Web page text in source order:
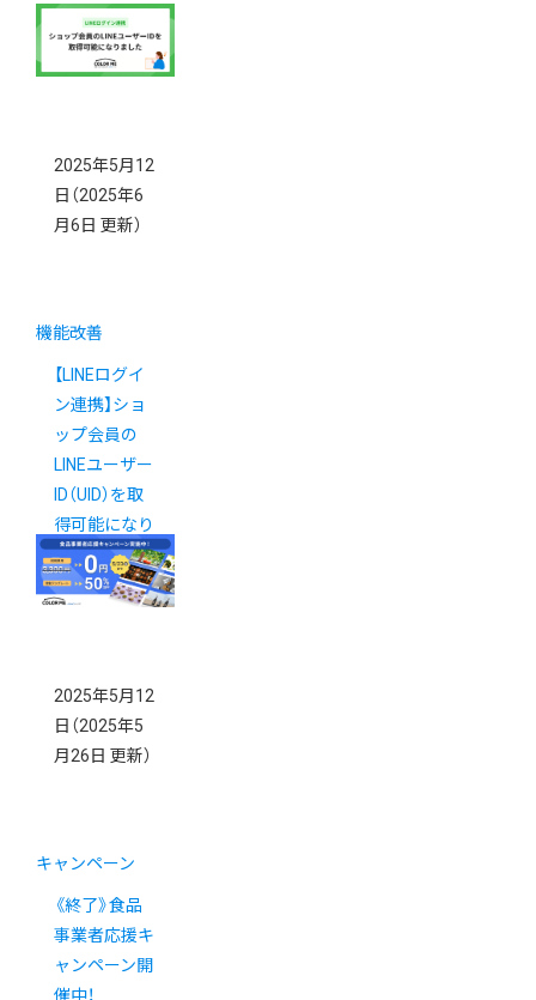
2025年5月12
日 （2025年6
月6日 更新）
機能改善
【LINEログイ
ン連携】ショ
ップ会員の
LINEユーザー
ID（UID）を取
得可能になり
ました
2025年5月12
日 （2025年5
月26日 更新）
キャンペーン
《終了》食品
事業者応援キ
ャンペーン開
催中！